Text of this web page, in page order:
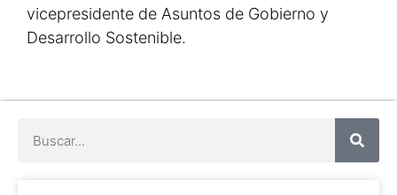
vicepresidente de Asuntos de Gobierno y
Desarrollo Sostenible.